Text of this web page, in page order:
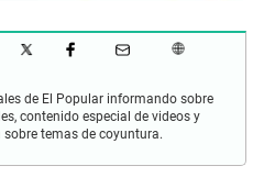
de El Popular informando sobre
contenido especial de videos y
temas de coyuntura.